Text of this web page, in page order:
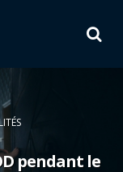
pendant le